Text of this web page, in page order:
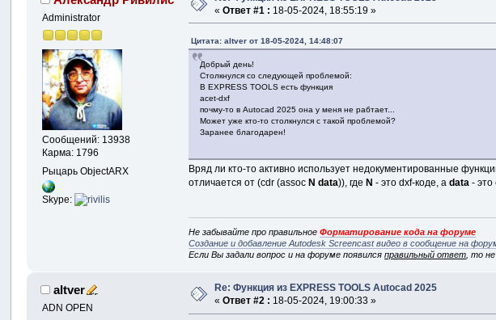
Administrator
Сообщений: 13938
Карма: 1796
Рыцарь ObjectARX
Skype:
«Ответ #1 : 18-05-2024, 18:55:19 »
Цитата: altver от 18-05-2024, 14:48:07
Добрый день!
Столкнулся со следующей проблемой:
В EXPRESS TOOLS есть функция
acet-dxf
почму-то в Autocad 2025 она у меня не рабтает...
Может уже кто-то столкнулся с такой проблемой?
Заранее благодарен!
Вряд ли кто-то активно использует недокументированные
отличается от (cdr (assocN data)), гдеN - это dxf-коде, аdata - это
Не забывайте про правильноеФорматирование кода на форуме
Создание и добавление Autodesk Screencast видео в сообщение на
Если Вы задали вопрос и на форуме появилсяправильный ответ , то
altver
ADN OPEN
Re: Функция из EXPRESS TOOLS Autocad 2025
«Ответ #2 : 18-05-2024, 19:00:33 »